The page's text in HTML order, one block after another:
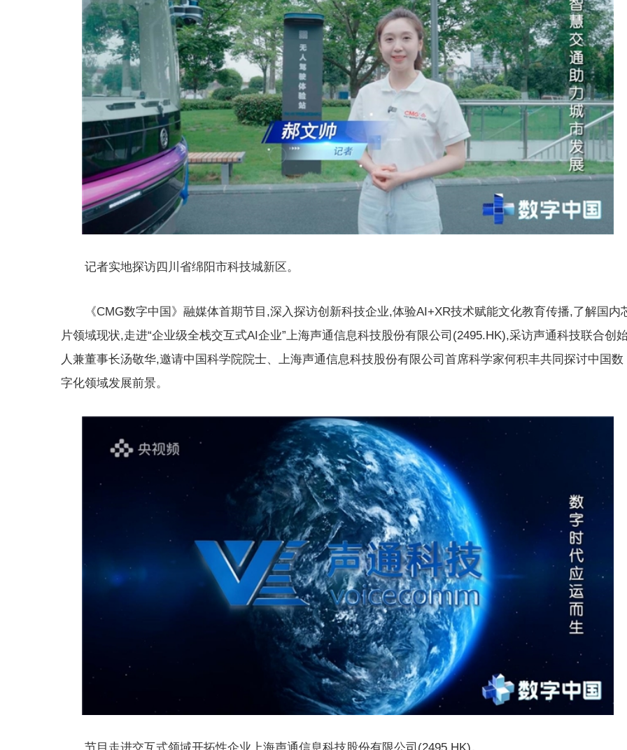
记者实地探访四川省绵阳市科技城新区。
《CMG数字中国》融媒体首期节目,深入探访创新科技企业,体验AI+XR技术赋能文化教育传播,了解国内
片领域现状,走进“企业级全栈交互式AI企业”上海声通信息科技股份有限公司(2495.HK),采访声通科技联合创
人兼董事长汤敬华,邀请中国科学院院士、上海声通信息科技股份有限公司首席科学家何积丰共同探讨中国数
字化领域发展前景。